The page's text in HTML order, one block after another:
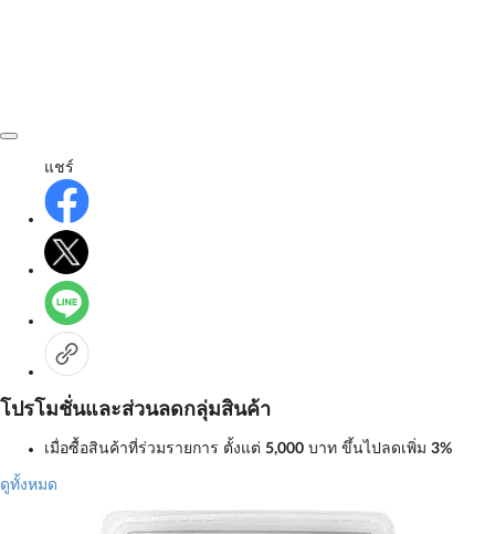
แชร์
โปรโมชั่นและส่วนลดกลุ่มสินค้า
เมื่อซื้อสินค้าที่ร่วมรายการ ตั้งแต่ 5,000 บาท ขึ้นไปลดเพิ่ม 3%
ดูทั้งหมด